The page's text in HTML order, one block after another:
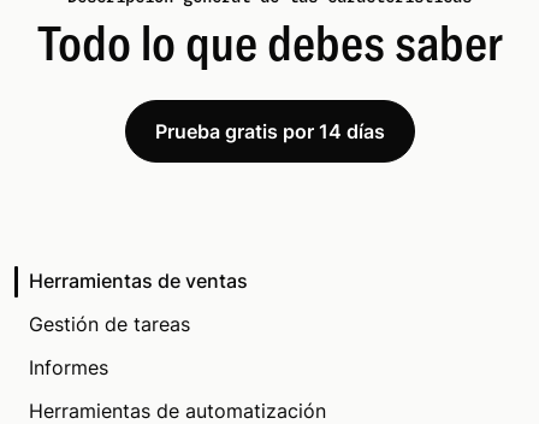
Todo lo que debes saber
Prueba gratis por 14 días
Herramientas de ventas
Gestión de tareas
Informes
Herramientas de automatización